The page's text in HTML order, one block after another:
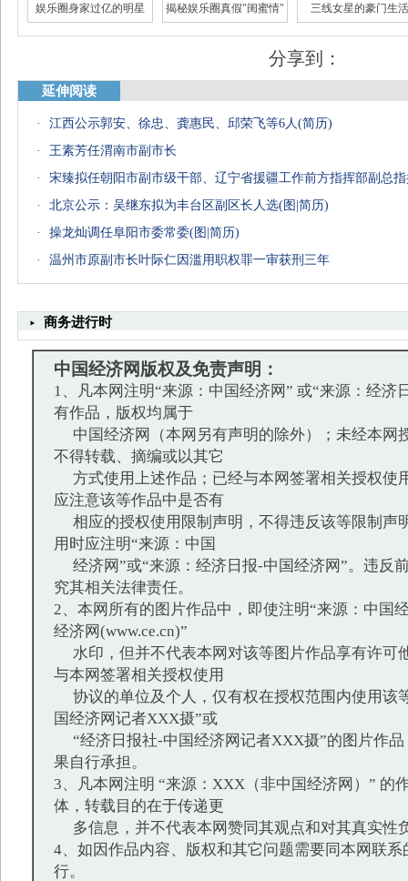
娱乐圈身家过亿的明星 揭秘娱乐圈真假"闺蜜情" 三线女星的豪门生活
盘点女星中的十大美腿 宅男女神素颜太坑爹 盘点港台“十大美腿”
分享到：
延伸阅读
·
江西公示郭安、徐忠、龚惠民、邱荣飞等6人(简历)
·
王素芳任渭南市副市长
·
宋臻拟任朝阳市副市级干部、辽宁省援疆工作前方指挥部副总
·
北京公示：吴继东拟为丰台区副区长人选(图|简历)
·
操龙灿调任阜阳市委常委(图|简历)
·
温州市原副市长叶际仁因滥用职权罪一审获刑三年
商务进行时
中国经济网版权及免责声明：
1、凡本网注明“来源：中国经济网” 或“来源：经济
有作品，版权均属于
中国经济网（本网另有声明的除外）；未经本网
不得转载、摘编或以其它
方式使用上述作品；已经与本网签署相关授权使
应注意该等作品中是否有
相应的授权使用限制声明，不得违反该等限制声
用时应注明“来源：中国
经济网”或“来源：经济日报-中国经济网”。违反
究其相关法律责任。
2、本网所有的图片作品中，即使注明“来源：中国
经济网(www.ce.cn)”
水印，但并不代表本网对该等图片作品享有许可
与本网签署相关授权使用
协议的单位及个人，仅有权在授权范围内使用该
国经济网记者XXX摄”或
“经济日报社-中国经济网记者XXX摄”的图片作品
果自行承担。
3、凡本网注明 “来源：XXX（非中国经济网）” 的
体，转载目的在于传递更
多信息，并不代表本网赞同其观点和对其真实性
4、如因作品内容、版权和其它问题需要同本网联系
行。